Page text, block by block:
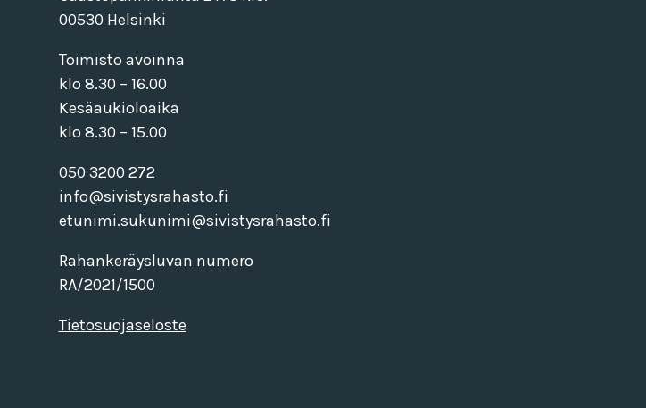
00530 Helsinki
Toimisto avoinna
klo 8.30 – 16.00
Kesäaukioloaika
klo 8.30 – 15.00
050 3200 272
info@sivistysrahasto.fi
etunimi.sukunimi@sivistysrahasto.fi
Rahankeräysluvan numero
RA/2021/1500
Tietosuojaseloste